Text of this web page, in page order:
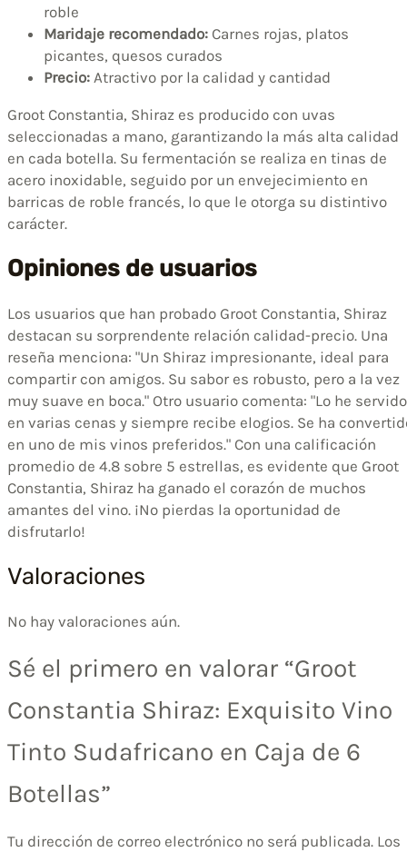
roble
Maridaje recomendado: Carnes rojas, platos
picantes, quesos curados
Precio: Atractivo por la calidad y cantidad
Groot Constantia, Shiraz es producido con uvas
seleccionadas a mano, garantizando la más alta calidad
en cada botella. Su fermentación se realiza en tinas de
acero inoxidable, seguido por un envejecimiento en
barricas de roble francés, lo que le otorga su distintivo
carácter.
Opiniones de usuarios
Los usuarios que han probado Groot Constantia, Shiraz
destacan su sorprendente relación calidad-precio. Una
reseña menciona: "Un Shiraz impresionante, ideal para
compartir con amigos. Su sabor es robusto, pero a la vez
muy suave en boca." Otro usuario comenta: "Lo he servido
en varias cenas y siempre recibe elogios. Se ha
en uno de mis vinos preferidos." Con una calificación
promedio de 4.8 sobre 5 estrellas, es evidente que Groot
Constantia, Shiraz ha ganado el corazón de muchos
amantes del vino. ¡No pierdas la oportunidad de
disfrutarlo!
Valoraciones
No hay valoraciones aún.
Sé el primero en valorar “Groot
Constantia Shiraz: Exquisito Vino
Tinto Sudafricano en Caja de 6
Botellas”
Tu dirección de correo electrónico no será publicada. Los